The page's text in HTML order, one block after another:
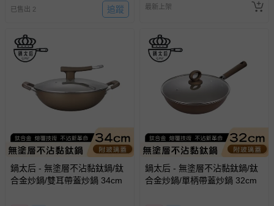
已售出 2 追蹤 最新上架
鍋太后 - 無塗層不沾黏鈦鍋/鈦
合金炒鍋/雙耳帶蓋炒鍋 34cm
鍋太后 - 無塗層不沾黏鈦鍋/鈦
合金炒鍋/單柄帶蓋炒鍋 32cm